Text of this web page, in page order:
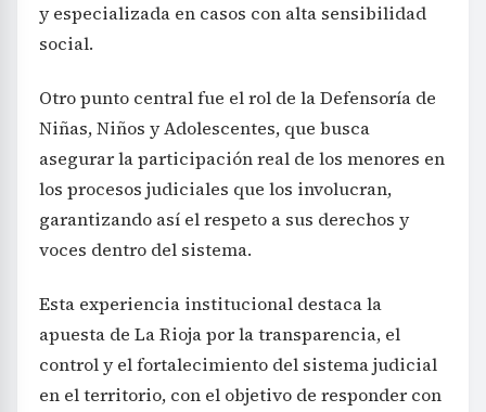
y especializada en casos con alta sensibilidad
social.
Otro punto central fue el rol de la Defensoría de
Niñas, Niños y Adolescentes, que busca
asegurar la participación real de los menores en
los procesos judiciales que los involucran,
garantizando así el respeto a sus derechos y
voces dentro del sistema.
Esta experiencia institucional destaca la
apuesta de La Rioja por la transparencia, el
control y el fortalecimiento del sistema judicial
en el territorio, con el objetivo de responder con